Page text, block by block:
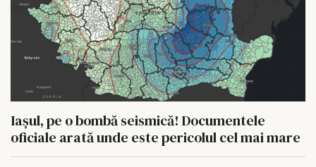
Iașul, pe o bombă seismică! Documentele
oficiale arată unde este pericolul cel mai mare